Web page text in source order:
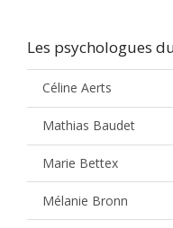
Les psychologues
Céline Aerts
Mathias Baudet
Marie Bettex
Mélanie Bronn